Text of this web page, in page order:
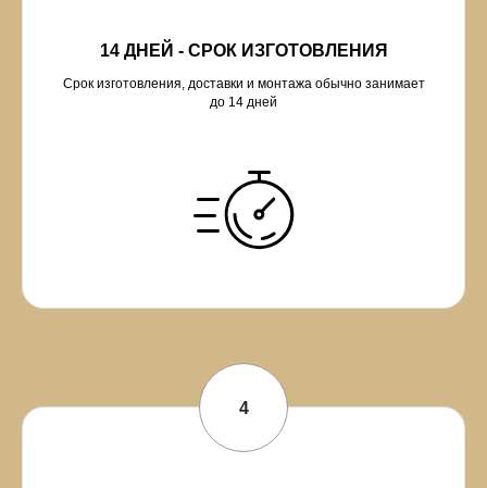
14 ДНЕЙ - СРОК ИЗГОТОВЛЕНИЯ
Срок изготовления, доставки и монтажа обычно занимает
до 14 дней